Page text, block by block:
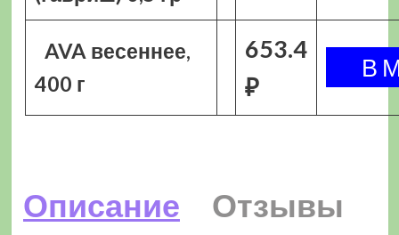
AVA весеннее,
400 г
653.4
₽
Описание
Отзывы